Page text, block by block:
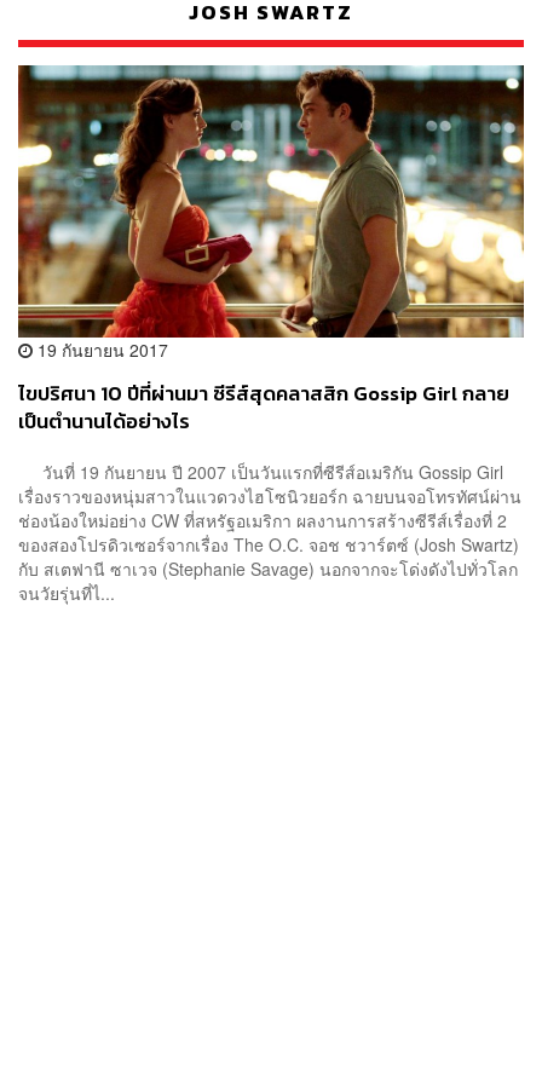
JOSH SWARTZ
19 กันยายน 2017
ไขปริศนา 10 ปีที่ผ่านมา ซีรีส์สุดคลาสสิก Gossip Girl กลาย
เป็นตำนานได้อย่างไร
วันที่ 19 กันยายน ปี 2007 เป็นวันแรกที่ซีรีส์อเมริกัน Gossip Girl
เรื่องราวของหนุ่มสาวในแวดวงไฮโซนิวยอร์ก ฉายบนจอโทรทัศน์ผ่าน
ช่องน้องใหม่อย่าง CW ที่สหรัฐอเมริกา ผลงานการสร้างซีรีส์เรื่องที่ 2
ของสองโปรดิวเซอร์จากเรื่อง The O.C. จอช ชวาร์ตซ์ (Josh Swartz)
กับ สเตฟานี ซาเวจ (Stephanie Savage) นอกจากจะโด่งดังไปทั่วโลก
จนวัยรุ่นที่ไ...